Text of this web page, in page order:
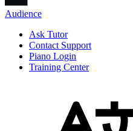
Audience
Ask Tutor
Contact Support
Piano Login
Training Center